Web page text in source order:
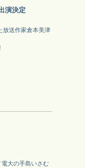
演決定
放送作家倉本美津
大の手島いさむ